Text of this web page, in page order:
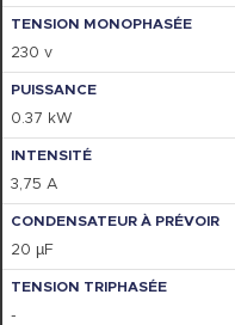
230 v
0.37 kW
3,75 A
20 µF
-